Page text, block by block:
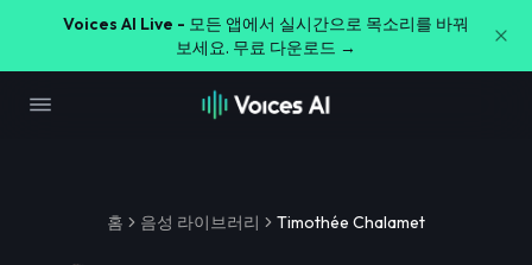
Voices AI Live - 모든 앱에서 실시간으로 목소리를 바꿔
보세요. 무료 다운로드 →
홈 음성 라이브러리 Timothée Chalamet